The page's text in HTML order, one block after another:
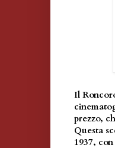
Il
prezzo,
Questa
1937,